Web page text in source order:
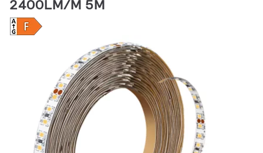
2400LM/M 5M